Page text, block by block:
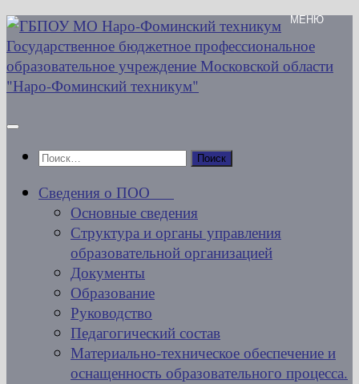
Перейти
к
содержимому
Найти:
Сведения о ПОО
Основные сведения
Структура и органы управления
образовательной организацией
Документы
Образование
Руководство
Педагогический состав
Материально-техническое обеспечение и
оснащенность образовательного процесса.